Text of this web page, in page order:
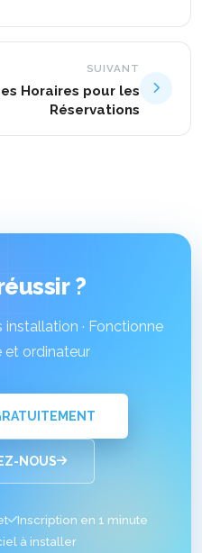
SUIVANT
Horaires pour les
Réservations
?
installation · Fonctionne
et ordinateur
NOUS
Inscription en 1 minute
à installer